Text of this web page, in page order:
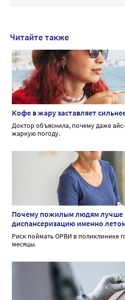
Читайте также
Кофе в жару заставляет
Доктор объяснила, почему даже
жаркую погоду.
Почему пожилым людям лучше
диспансеризацию именно
Риск поймать ОРВИ в поликлинике
месяцы.